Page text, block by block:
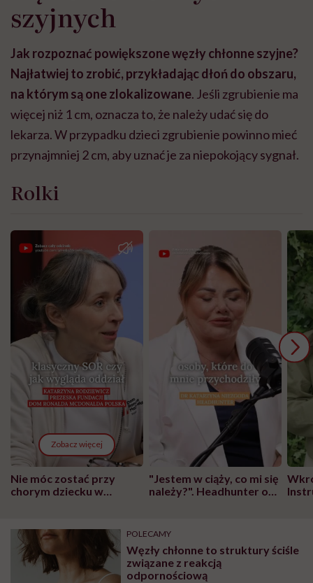
szyjnych
Jak rozpoznać powiększone węzły chłonne szyjne?
Najłatwiej to zrobić, przykładając dłoń do obszaru,
na którym są one zlokalizowane. Jeśli zgrubienie ma
więcej niż 1 cm, oznacza to, że należy udać się do
lekarza. W przypadku dzieci zgrubienie powinno mieć
przynajmniej 2 cm, aby uznać je za niepokojący sygnał.
Rolki
Zobacz więcej
Nie móc zostać przy
chorym dziecku w
może chyba tylko
głupota i brak
wyobraźni"
"Jestem w ciąży, co mi się
należy?". Headhunter o
pracy
POLECAMY
Węzły chłonne to struktury ściśle
związane z reakcją
odpornościową